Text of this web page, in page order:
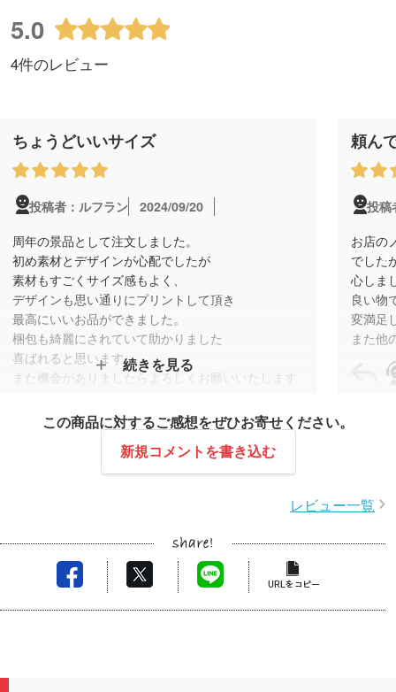
5.0
4件のレビュー
ちょうどいいサイズ
投稿者：ルフラン
2024/09/20
周年の景品として注文しました。
初め素材とデザインが心配でしたが
素材もすごくサイズ感もよく、
デザインも思い通りにプリントして頂き
最高にいいお品ができました。
梱包も綺麗にされていて助かりました
喜ばれると思います
また機会がありましたらよろしくお願いいたします
スタッフコメント
この度は周年記念、誠におめでとうございます。
きますと幸いです。
続きを見る
頼ん
投
お店の
でした
心しま
良い物
変満足
また他
思いま
またの
この商品に対するご感想をぜひお寄せください。
新規コメントを書き込む
レビュー一覧